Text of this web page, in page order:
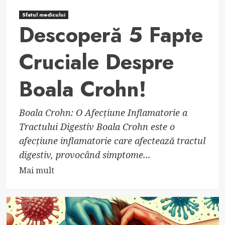
Sfatul medicului
Descoperă 5 Fapte
Cruciale Despre
Boala Crohn!
Boala Crohn: O Afecțiune Inflamatorie a
Tractului Digestiv Boala Crohn este o
afecțiune inflamatorie care afectează tractul
digestiv, provocând simptome...
Mai multRead
about
Descoperă
5